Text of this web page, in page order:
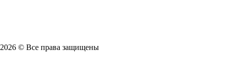
2026 © Все права защищены